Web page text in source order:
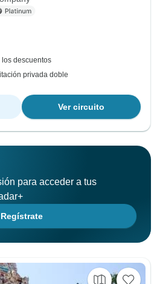
descuentos
privada doble
Ver circuito
para acceder a tus
Regístrate